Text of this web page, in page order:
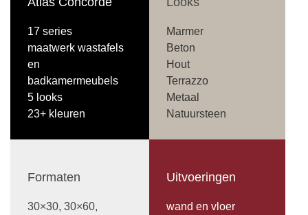
17 series
maatwerk wastafels
en
badkamermeubels
5 looks
23+ kleuren
Marmer
Beton
Hout
Terrazzo
Metaal
Natuursteen
Formaten
30×30, 30×60,
Uitvoeringen
wand en vloer